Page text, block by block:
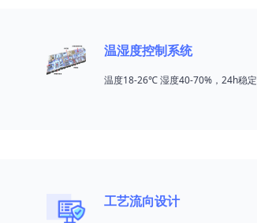
工艺流向设计
温湿度控制系统
温度18-26℃ 湿度40-70%，24h稳定